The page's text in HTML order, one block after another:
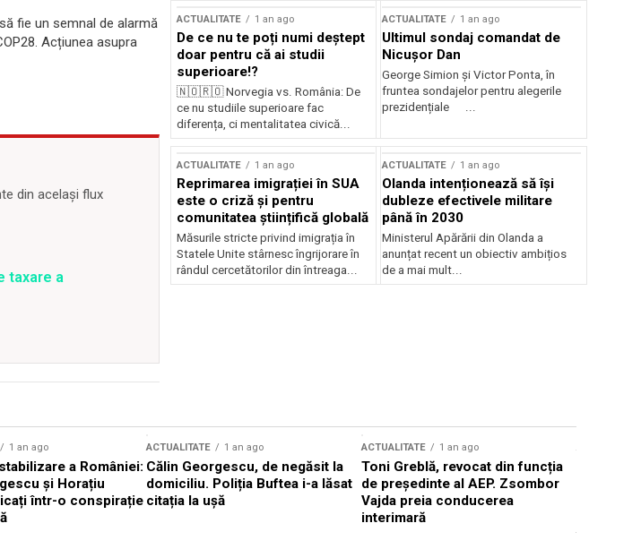
fie un semnal de alarmă
Acțiunea asupra
din același flux
taxare a
ACTUALITATE 1 an ago
De ce nu te poți numi deștept
doar pentru că ai studii
superioare!?
🇳🇴🇷🇴 Norvegia vs. România: De
ce nu studiile superioare fac
diferența, ci mentalitatea civică...
ACTUALITATE 1 an ago
Ultimul sondaj comandat de
Nicușor Dan
George Simion și Victor Ponta, în
fruntea sondajelor pentru alegerile
prezidențiale ...
ACTUALITATE 1 an ago
Reprimarea imigrației în SUA
este o criză și pentru
comunitatea științifică globală
Măsurile stricte privind imigrația în
Statele Unite stârnesc îngrijorare în
rândul cercetătorilor din întreaga...
ACTUALITATE 1 an ago
Olanda intenționează să își
dubleze efectivele militare
până în 2030
Ministerul Apărării din Olanda a
anunțat recent un obiectiv ambițios
de a mai mult...
1 an ago
a României:
și Horațiu
într-o conspirație
ACTUALITATE 1 an ago
Călin Georgescu, de negăsit la
domiciliu. Poliția Buftea i-a lăsat
citația la ușă
ACTUALITATE 1 an ago
Toni Greblă, revocat din funcția
de președinte al AEP. Zsombor
Vajda preia conducerea
interimară